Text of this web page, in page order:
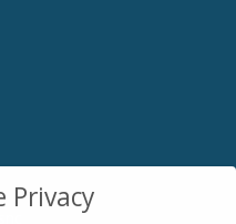
Privacy